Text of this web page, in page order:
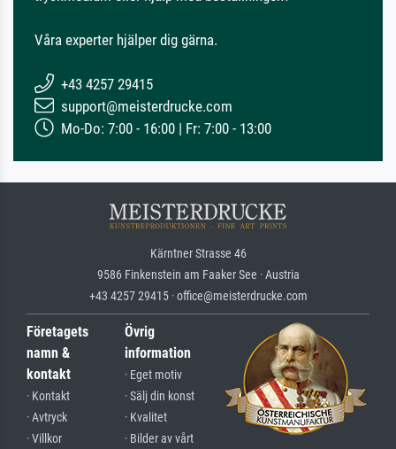
Våra experter hjälper dig gärna.
+43 4257 29415
support@meisterdrucke.com
Mo-Do: 7:00 - 16:00 | Fr: 7:00 - 13:00
Kärntner Strasse 46
9586 Finkenstein am Faaker See · Austria
+43 4257 29415 · office@meisterdrucke.com
Företagets
namn &
kontakt
· Kontakt
· Avtryck
· Villkor
Övrig
information
· Eget motiv
· Sälj din konst
· Kvalitet
· Bilder av vårt